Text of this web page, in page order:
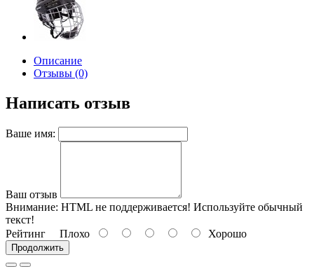
Описание
Отзывы (0)
Написать отзыв
Ваше имя:
Ваш отзыв
Внимание: HTML не поддерживается! Используйте обычный
текст!
Рейтинг Плохо Хорошо
Продолжить